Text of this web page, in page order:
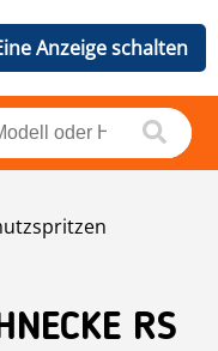
Anzeige schalten
RS